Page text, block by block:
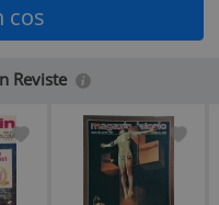
cos
Reviste